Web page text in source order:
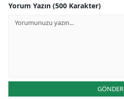
Yorum Yazın (500 Karakter)
GÖNDER